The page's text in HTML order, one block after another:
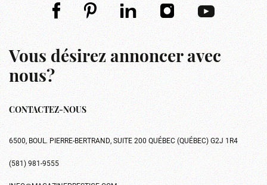
Vous désirez annoncer avec
nous?
CONTACTEZ-NOUS
6500, BOUL. PIERRE-BERTRAND, SUITE 200 QUÉBEC (QUÉBEC) G2J 1R4
(581) 981-9555